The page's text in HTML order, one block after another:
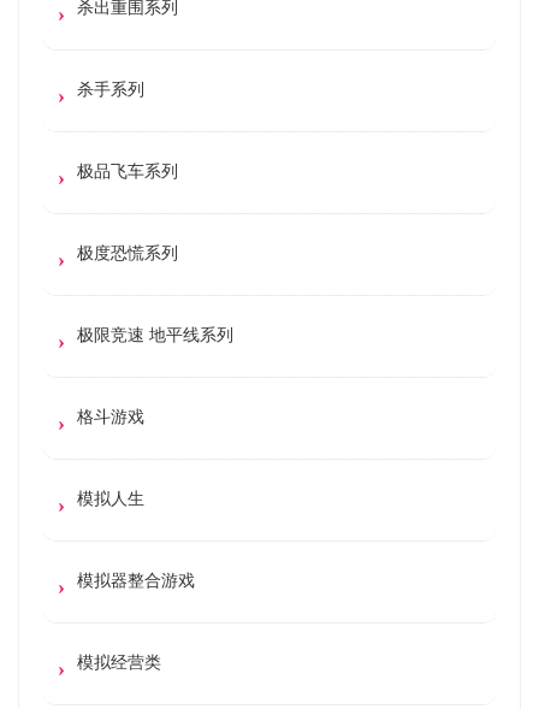
杀出重围系列
杀手系列
极品飞车系列
极度恐慌系列
极限竞速 地平线系列
格斗游戏
模拟人生
模拟器整合游戏
模拟经营类